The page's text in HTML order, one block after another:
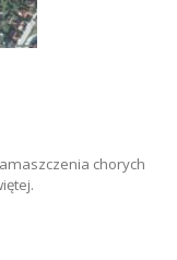
chorych